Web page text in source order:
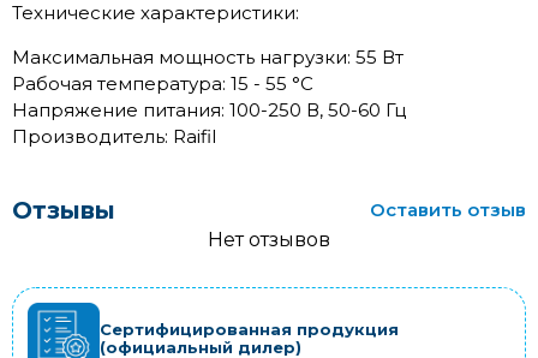
Технические характеристики:
Максимальная мощность нагрузки: 55 Вт
Рабочая температура: 15 - 55 °C
Напряжение питания: 100-250 В, 50-60 Гц
Производитель: Raifil
Отзывы
Оставить отзыв
Нет отзывов
Сертифицированная продукция
(официальный дилер)